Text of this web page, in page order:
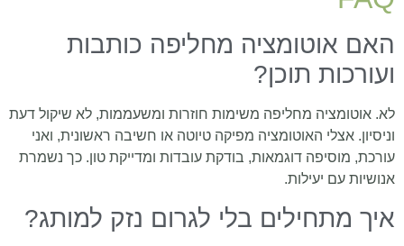
האם אוטומציה מחליפה כותבות
ועורכות תוכן?
לא. אוטומציה מחליפה משימות חוזרות ומשעממות, לא שיקול דעת
וניסיון. אצלי האוטומציה מפיקה טיוטה או חשיבה ראשונית, ואני
עורכת, מוסיפה דוגמאות, בודקת עובדות ומדייקת טון. כך נשמרת
אנושיות עם יעילות.
איך מתחילים בלי לגרום נזק למותג?